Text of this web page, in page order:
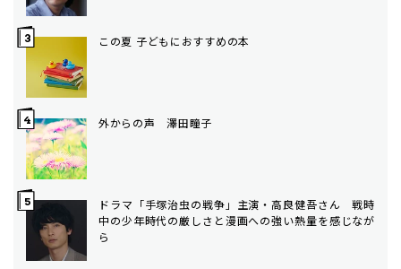
この夏 子どもにおすすめの本
外からの声 澤田瞳子
ドラマ「手塚治虫の戦争」主演・高良健吾さん 戦時
中の少年時代の厳しさと漫画への強い熱量を感じなが
ら